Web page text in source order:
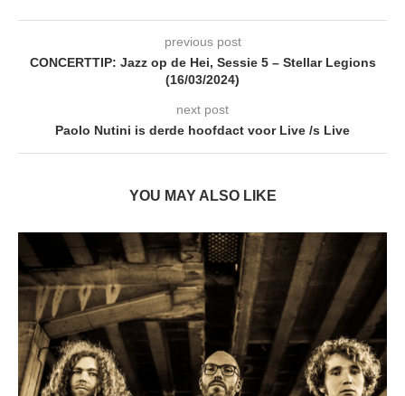
previous post
CONCERTTIP: Jazz op de Hei, Sessie 5 – Stellar Legions
(16/03/2024)
next post
Paolo Nutini is derde hoofdact voor Live /s Live
YOU MAY ALSO LIKE